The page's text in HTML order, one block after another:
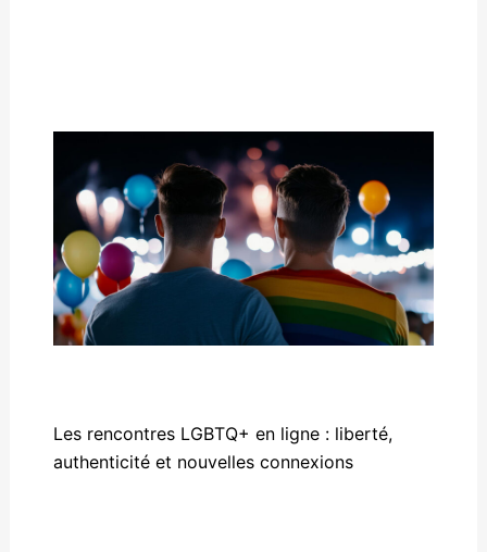
Les rencontres LGBTQ+ en ligne : liberté,
authenticité et nouvelles connexions